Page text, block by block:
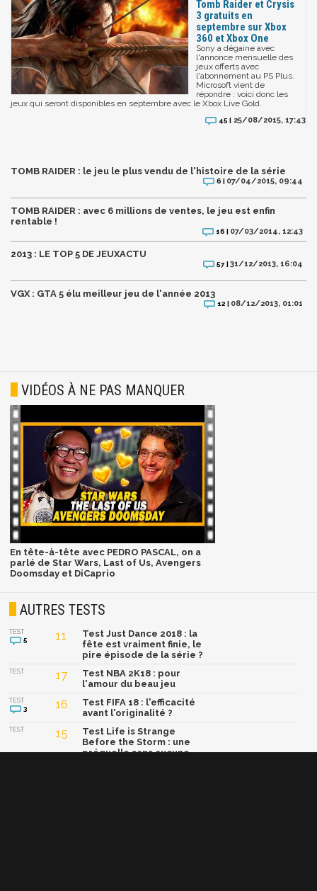
Tomb Raider et Crysis
3 gratuits en
septembre sur Xbox
360 et Xbox One
Sony a dégaine avec
l'annonce mensuelle des
jeux offerts avec
l'abonnement au PS Plus.
Microsoft vient de
répondre : voici donc les
jeux qui seront disponibles en septembre avec le Xbox Live Gold.
45 | 25/08/2015, 17:43
TOMB RAIDER : le jeu le plus vendu de l'histoire de la série
6 | 07/04/2015, 09:44
TOMB RAIDER : avec 6 millions de ventes, le jeu est enfin
rentable !
16 | 07/03/2014, 12:43
2013 : LE TOP 5 DE JEUXACTU
57 |31/12/2013, 16:04
VGX : GTA 5 élu meilleur jeu de l'année 2013
12 | 08/12/2013, 01:01
VIDÉOS À NE PAS MANQUER
En tête-à-tête avec PEDRO PASCAL, on a
parlé de Star Wars, Last of Us, Avengers
Doomsday et DiCaprio
AUTRES TESTS
TEST
5 11
Test Just Dance 2018 : la
fête est vraiment finie, le
pire épisode de la série ?
TEST 17
Test NBA 2K18 : pour
l'amour du beau jeu
TEST
3 16
Test FIFA 18 : l'efficacité
avant l'originalité ?
TEST 15
Test Life is Strange
Before the Storm : une
préquelle sans aucune